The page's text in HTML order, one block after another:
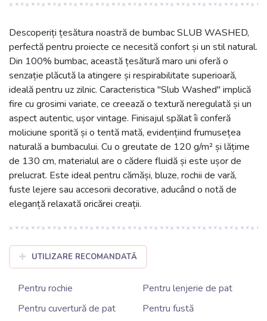
Descoperiți țesătura noastră de bumbac SLUB WASHED,
perfectă pentru proiecte ce necesită confort și un stil natural.
Din 100% bumbac, această țesătură maro uni oferă o
senzație plăcută la atingere și respirabilitate superioară,
ideală pentru uz zilnic. Caracteristica "Slub Washed" implică
fire cu grosimi variate, ce creează o textură neregulată și un
aspect autentic, ușor vintage. Finisajul spălat îi conferă
moliciune sporită și o tentă mată, evidențiind frumusețea
naturală a bumbacului. Cu o greutate de 120 g/m² și lățime
de 130 cm, materialul are o cădere fluidă și este ușor de
prelucrat. Este ideal pentru cămăși, bluze, rochii de vară,
fuste lejere sau accesorii decorative, aducând o notă de
eleganță relaxată oricărei creații.
UTILIZARE RECOMANDATĂ
Pentru rochie
Pentru lenjerie de pat
Pentru cuvertură de pat
Pentru fustă